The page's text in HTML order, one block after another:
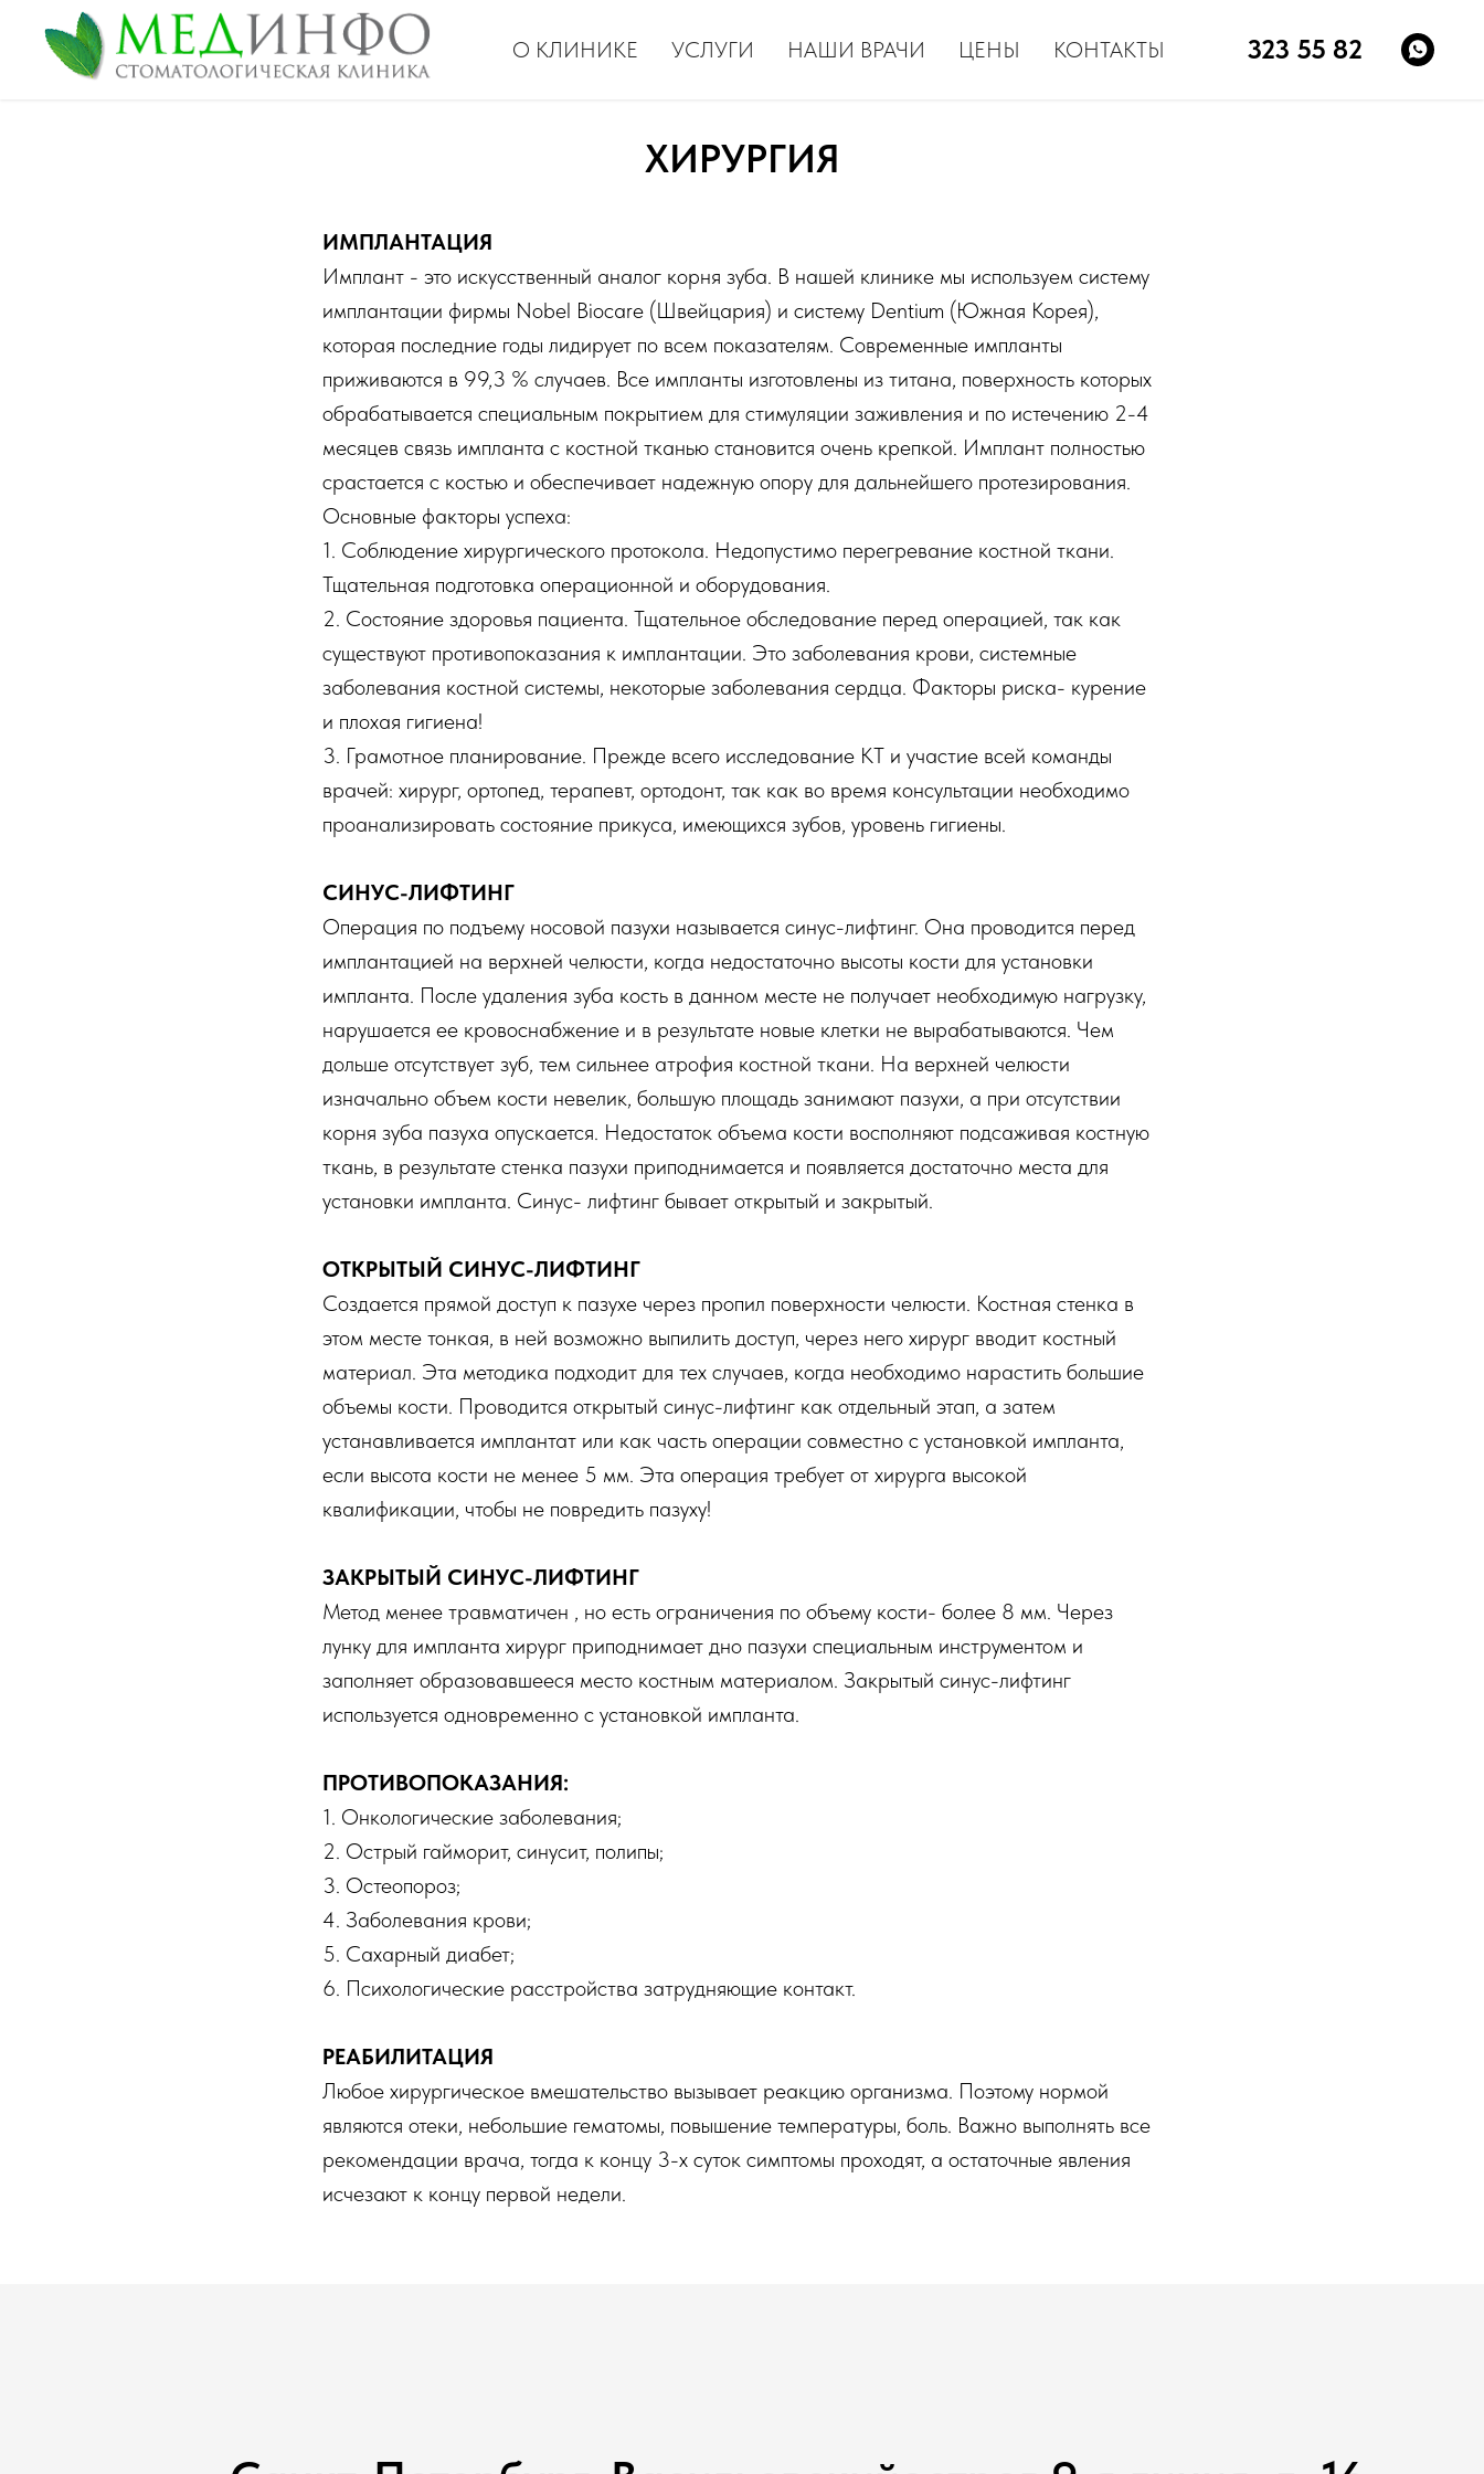
О КЛИНИКЕ УСЛУГИ НАШИ ВРАЧИ ЦЕНЫ КОНТАКТЫ 323 55 82
ХИРУРГИЯ
ИМПЛАНТАЦИЯ
Имплант - это искусственный аналог корня зуба. В нашей клинике мы используем систему
имплантации фирмы Nobel Biocare (Швейцария) и систему Dentium (Южная Корея),
которая последние годы лидирует по всем показателям. Современные импланты
приживаются в 99,3 % случаев. Все импланты изготовлены из титана, поверхность которых
обрабатывается специальным покрытием для стимуляции заживления и по истечению 2-4
месяцев связь импланта с костной тканью становится очень крепкой. Имплант полностью
срастается с костью и обеспечивает надежную опору для дальнейшего протезирования.
Основные факторы успеха:
1. Соблюдение хирургического протокола. Недопустимо перегревание костной ткани.
Тщательная подготовка операционной и оборудования.
2. Состояние здоровья пациента. Тщательное обследование перед операцией, так как
существуют противопоказания к имплантации. Это заболевания крови, системные
заболевания костной системы, некоторые заболевания сердца. Факторы риска- курение
и плохая гигиена!
3. Грамотное планирование. Прежде всего исследование КТ и участие всей команды
врачей: хирург, ортопед, терапевт, ортодонт, так как во время консультации необходимо
проанализировать состояние прикуса, имеющихся зубов, уровень гигиены.
СИНУС-ЛИФТИНГ
Операция по подъему носовой пазухи называется синус-лифтинг. Она проводится перед
имплантацией на верхней челюсти, когда недостаточно высоты кости для установки
импланта. После удаления зуба кость в данном месте не получает необходимую нагрузку,
нарушается ее кровоснабжение и в результате новые клетки не вырабатываются. Чем
дольше отсутствует зуб, тем сильнее атрофия костной ткани. На верхней челюсти
изначально объем кости невелик, большую площадь занимают пазухи, а при отсутствии
корня зуба пазуха опускается. Недостаток объема кости восполняют подсаживая костную
ткань, в результате стенка пазухи приподнимается и появляется достаточно места для
установки импланта. Синус- лифтинг бывает открытый и закрытый.
ОТКРЫТЫЙ СИНУС-ЛИФТИНГ
Создается прямой доступ к пазухе через пропил поверхности челюсти. Костная стенка в
этом месте тонкая, в ней возможно выпилить доступ, через него хирург вводит костный
материал. Эта методика подходит для тех случаев, когда необходимо нарастить большие
объемы кости. Проводится открытый синус-лифтинг как отдельный этап, а затем
устанавливается имплантат или как часть операции совместно с установкой импланта,
если высота кости не менее 5 мм. Эта операция требует от хирурга высокой
квалификации, чтобы не повредить пазуху!
ЗАКРЫТЫЙ СИНУС-ЛИФТИНГ
Метод менее травматичен , но есть ограничения по объему кости- более 8 мм. Через
лунку для импланта хирург приподнимает дно пазухи специальным инструментом и
заполняет образовавшееся место костным материалом. Закрытый синус-лифтинг
используется одновременно с установкой импланта.
ПРОТИВОПОКАЗАНИЯ:
1. Онкологические заболевания;
2. Острый гайморит, синусит, полипы;
3. Остеопороз;
4. Заболевания крови;
5. Сахарный диабет;
6. Психологические расстройства затрудняющие контакт.
РЕАБИЛИТАЦИЯ
Любое хирургическое вмешательство вызывает реакцию организма. Поэтому нормой
являются отеки, небольшие гематомы, повышение температуры, боль. Важно выполнять все
рекомендации врача, тогда к концу 3-х суток симптомы проходят, а остаточные явления
исчезают к концу первой недели.